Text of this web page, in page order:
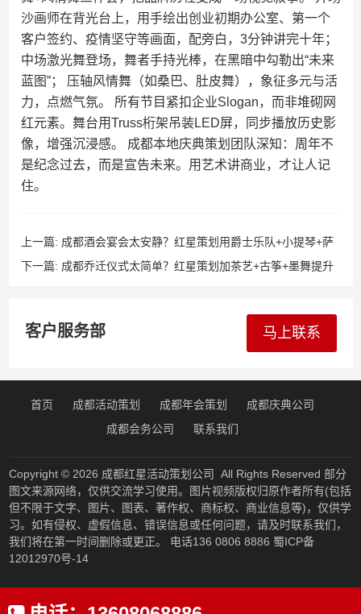
沙画师在背光台上，用手绘出创业初期办公室、第一个
客户签约、疫情坚守等画面，配旁白，3分钟讲完十年；
中场激光舞登场，舞者手持光棒，在黑暗中勾勒出“未来
蓝图”； 压轴风情舞（如桑巴、肚皮舞），象征多元与活
力，点燃气氛。 所有节目紧扣企业Slogan，而非堆砌网
红元素。舞台用Truss桁架吊装LED屏，同步播放历史影
像，增强沉浸感。 成都本地庆典策划团队深知：周年不
是纪念过去，而是宣告未来。用艺术讲商业，才让人记
住。
上一篇: 成都酒会宴会太安静？红星策划用爵士乐队+小提琴+萨
克斯营造格调
下一篇: 成都乔迁仪式太简单？红星策划加茶艺+古筝+墨舞提升
酒+街舞快闪成都乔迁仪式太简单？红星策划加茶艺+古筝+墨舞
提升文化感
客户服务部 马上联系
首页 成都活动策划 成都年会策划
成都庆典公司
成都会务公司
联系我们
Copyright © 2026 成都红星活动策划公司 All Rights Reserved 部分
图文来源网络，仅供交流学习使用。图片视频版权归原作者所有(包括
但不限于文字、图片、图表、著作权、商标权、商业信息等)，仅供学
习。如有侵权、虚假信息、错误信息或任何问题，请及时联系我们，
我们将在第一时间删除或更正。 电话136 0806 8886 蜀ICP备
12012970号-14